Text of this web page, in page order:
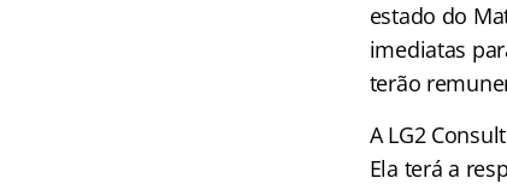
estado do
imediatas
terão
A LG2
Ela terá a